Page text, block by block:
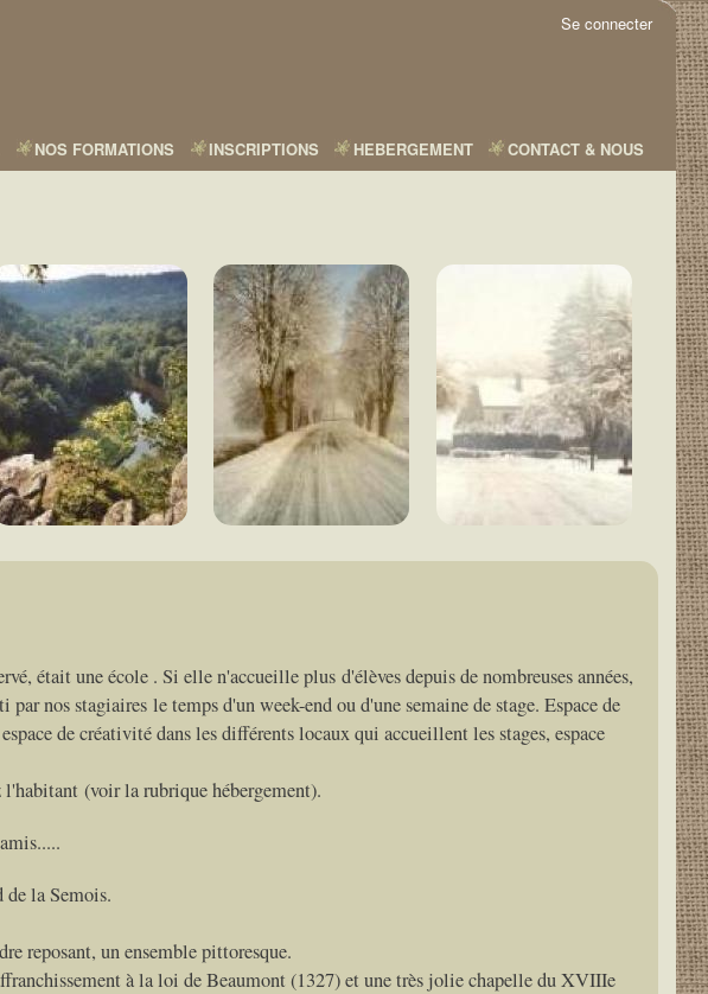
Se connecter
NOS FORMATIONS INSCRIPTIONS HEBERGEMENT CONTACT & NOUS
était une école . Si elle n'accueille plus d'élèves depuis de nombreuses années,
nos stagiaires le temps d'un week-end ou d'une semaine de stage. Espace de
de créativité dans les différents locaux qui accueillent les stages, espace
(voir la rubrique hébergement).
la Semois.
reposant, un ensemble pittoresque.
à la loi de Beaumont (1327) et une très jolie chapelle du XVIIIe